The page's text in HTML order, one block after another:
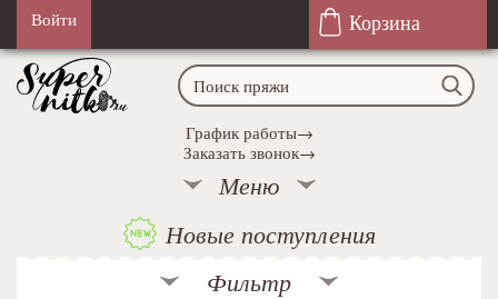
Войти Корзина
График работы→
Заказать звонок→
Меню
Новые поступления
Фильтр